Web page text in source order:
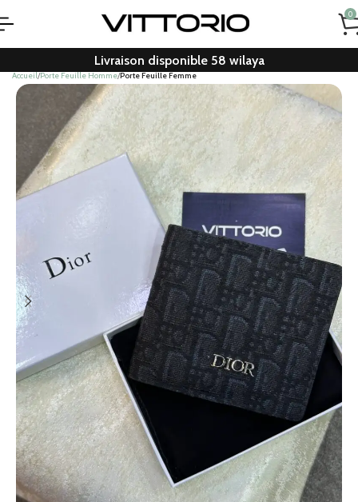
0
Livraison disponible 58 wilaya
Accueil Porte Feuille Homme Porte Feuille Femme